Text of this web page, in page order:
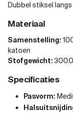
Dubbel stiksel
Materiaal
Samenstelling:
katoen
Stofgewicht:
Specificaties
Pasvorm: